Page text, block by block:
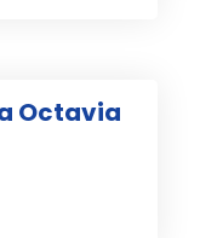
Octavia